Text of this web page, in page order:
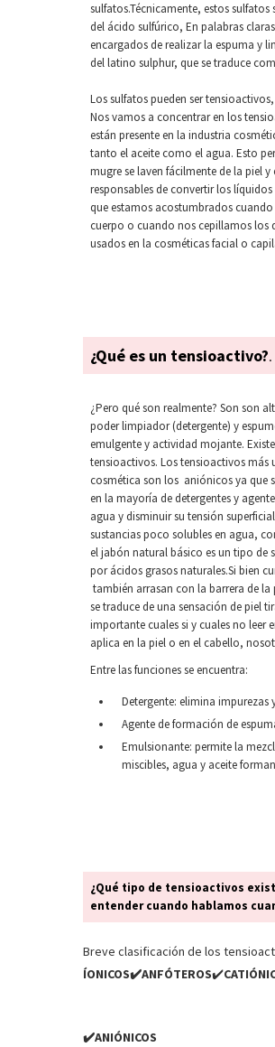
sulfatos.Técnicamente, estos
del ácido sulfúrico, En palabras
encargados de realizar la espuma y
del latino sulphur, que se traduce
Los sulfatos pueden ser
Nos vamos a concentrar en los
están presente en la industria
tanto el aceite como el agua. Esto
mugre se laven fácilmente de la piel
responsables de convertir los
que estamos acostumbrados
cuerpo o cuando nos cepillamos los
usados en la cosméticas facial o
¿Qué es un tensioactivo?.
¿Pero qué son realmente? Son son
poder limpiador (detergente) y
emulgente y actividad mojante.
tensioactivos. Los tensioactivos más
cosmética son los aniónicos ya que
en la mayoría de detergentes y
agua y disminuir su tensión
sustancias poco solubles en agua,
el jabón natural básico es un tipo
por ácidos grasos naturales.Si bien
también arrasan con la barrera de
se traduce de una sensación de piel
importante cuales si y cuales no leer
aplica en la piel o en el cabello,
Entre las funciones se encuentra:
Detergente: elimina impurezas
Agente de formación de
Emulsionante: permite la
miscibles, agua y aceite
¿Qué tipo de tensioactivos
entender cuando hablamos
Breve clasificación de los
ÍONICOS✔️ANFÓTEROS✔️
✔️ANIÓNICOS